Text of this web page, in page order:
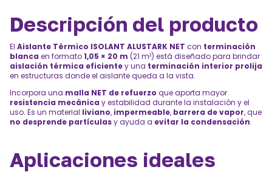
Descripción del producto
El Aislante Térmico ISOLANT ALUSTARK NET con terminación
blanca en formato1,05 × 20 m (21 m²) está diseñado para brindar
aislación térmica eficientey una terminación interior prolija
en estructuras donde el aislante queda a la vista.
Incorpora una malla NET de refuerzo que aporta mayor
resistencia mecánica y estabilidad durante la instalación y el
uso. Es un material liviano, impermeable, barrera de vapor, que
no desprende partículasy ayuda a evitar la condensación.
Aplicaciones ideales